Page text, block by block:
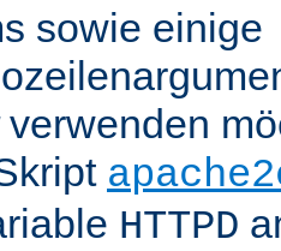
sowie einige
verwenden
HTTPD